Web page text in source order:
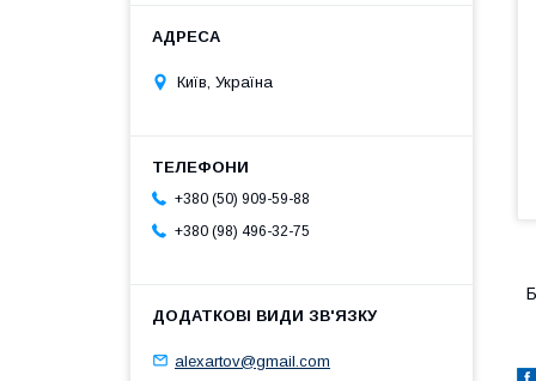
Київ, Україна
+380 (50) 909-59-88
+380 (98) 496-32-75
alexartov@gmail.com